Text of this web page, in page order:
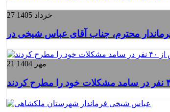
27 خرداد 1405
21 مهر 1404